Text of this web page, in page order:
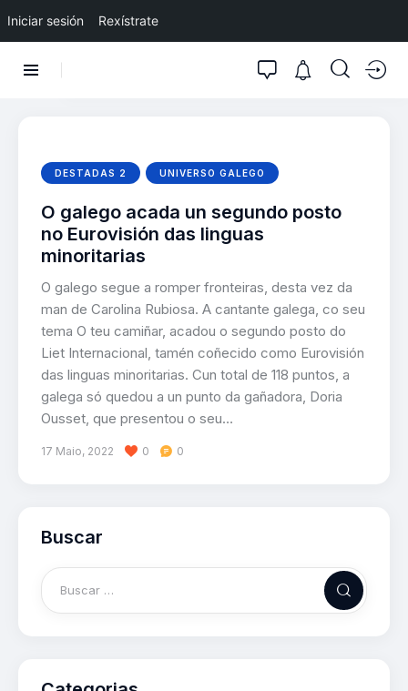
Iniciar sesión Rexístrate
DESTADAS 2 UNIVERSO GALEGO
O galego acada un segundo posto
no Eurovisión das linguas
minoritarias
O galego segue a romper fronteiras, desta vez da
man de Carolina Rubiosa. A cantante galega, co seu
tema O teu camiñar, acadou o segundo posto do
Liet Internacional, tamén coñecido como Eurovisión
das linguas minoritarias. Cun total de 118 puntos, a
galega só quedou a un punto da gañadora, Doria
Ousset, que presentou o seu…
17 Maio, 2022 0 0
Buscar